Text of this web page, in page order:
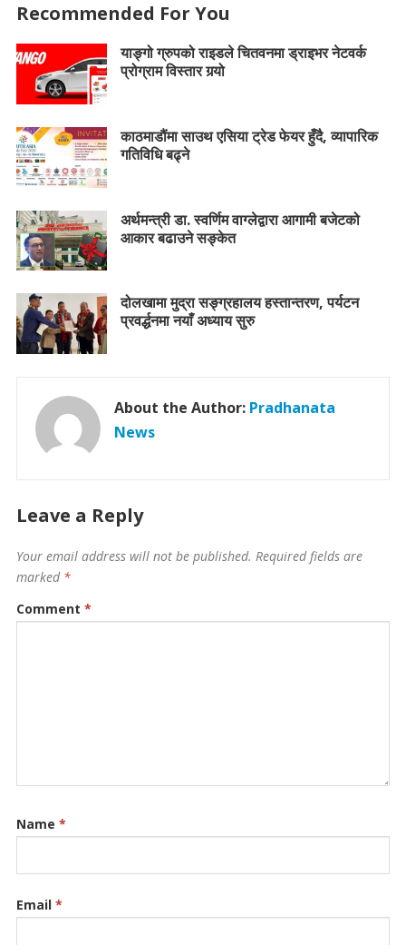
Recommended For You
याङ्गो ग्रुपको राइडले चितवनमा ड्राइभर नेटवर्क
प्रोग्राम विस्तार गर्‍यो
काठमाडौंमा साउथ एसिया ट्रेड फेयर हुँदै, व्यापारिक
गतिविधि बढ्ने
अर्थमन्त्री डा. स्वर्णिम वाग्लेद्वारा आगामी बजेटको
आकार बढाउने सङ्केत
दोलखामा मुद्रा सङ्ग्रहालय हस्तान्तरण, पर्यटन
प्रवर्द्धनमा नयाँ अध्याय सुरु
About the Author: Pradhanata
News
Leave a Reply
Your email address will not be published. Required fields are
marked *
Comment *
Name *
Email *